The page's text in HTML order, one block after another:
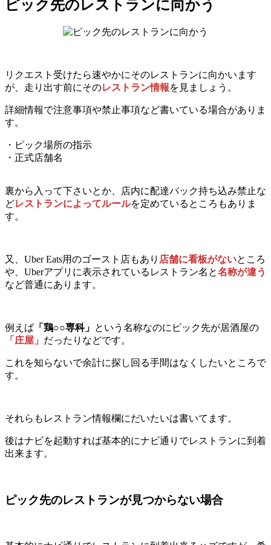
ピック先のレストランに向かう
リクエスト受けたら速やかにそのレストランに向かいます
が、走り出す前にそのレストラン情報を見ましょう。
詳細情報で注意事項や禁止事項など書いている場合がありま
す。
・ピック場所の指示
・正式店舗名
裏から入って下さいとか、店内に配達バック持ち込み禁止な
どレストランによってルールを定めているところもありま
す。
又、Uber Eats用のゴースト店もあり 店舗に看板がないところ
や、Uberアプリに表示されているレストラン名と名称が違う
など普通にあります。
例えば 「鶏○○専科」 という名称なのにピック先が居酒屋の
「庄屋」 だったりなどです。
これを知らないで余計に探し回る手間はなくしたいところで
す。
それらもレストラン情報欄にだいたいは書いてます。
後はナビを起動すれば基本的にナビ通りでレストランに到着
出来ます。
ピック先のレストランが見つからない場合